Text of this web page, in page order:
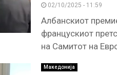
02/10/2025 - 11:59
Албанскиот
францускиот
на Самитот на
Македонија